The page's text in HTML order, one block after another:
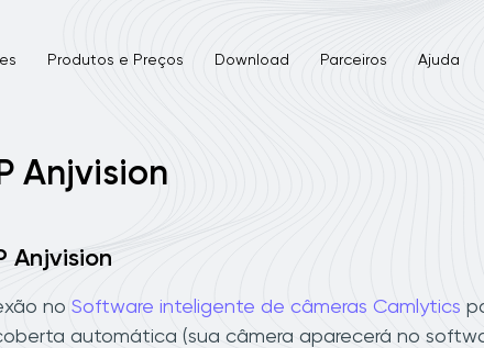
Produtos e Preços Download Parceiros Ajuda
Anjvision
Anjvision
no Software inteligente de câmeras Camlytics
automática (sua câmera aparecerá no